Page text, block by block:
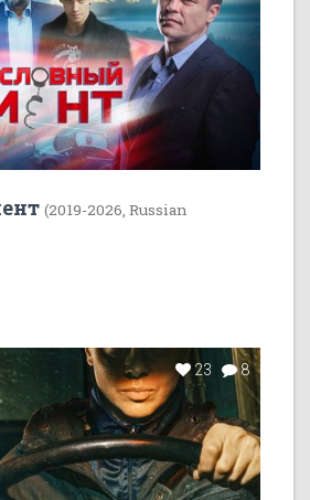
(2019-2026, Russian
23 8